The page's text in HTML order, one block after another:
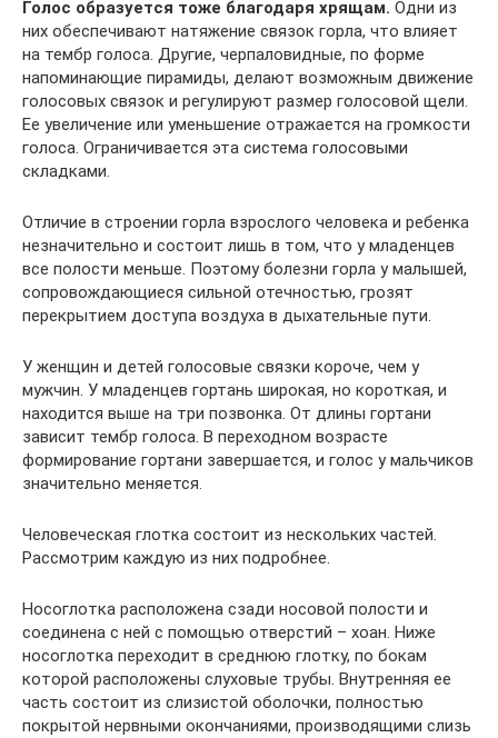
Голос образуется тоже благодаря хрящам. Одни из
них обеспечивают натяжение связок горла, что влияет
на тембр голоса. Другие, черпаловидные, по форме
напоминающие пирамиды, делают возможным движение
голосовых связок и регулируют размер голосовой щели.
Ее увеличение или уменьшение отражается на громкости
голоса. Ограничивается эта система голосовыми
складками.
Отличие в строении горла взрослого человека и ребенка
незначительно и состоит лишь в том, что у младенцев
все полости меньше. Поэтому болезни горла у малышей,
сопровождающиеся сильной отечностью, грозят
перекрытием доступа воздуха в дыхательные пути.
У женщин и детей голосовые связки короче, чем у
мужчин. У младенцев гортань широкая, но короткая, и
находится выше на три позвонка. От длины гортани
зависит тембр голоса. В переходном возрасте
формирование гортани завершается, и голос у мальчиков
значительно меняется.
Человеческая глотка состоит из нескольких частей.
Рассмотрим каждую из них подробнее.
Носоглотка расположена сзади носовой полости и
соединена с ней с помощью отверстий – хоан. Ниже
носоглотка переходит в среднюю глотку, по бокам
которой расположены слуховые трубы. Внутренняя ее
часть состоит из слизистой оболочки, полностью
покрытой нервными окончаниями, производящими слизь